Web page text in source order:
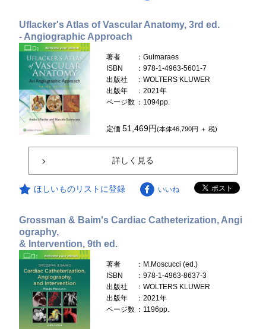
Uflacker's Atlas of Vascular Anatomy, 3rd ed.
- Angiographic Approach
著者
：Guimaraes
ISBN
：978-1-4963-5601-7
出版社
：WOLTERS KLUWER
出版年
：2021年
ページ数 ：1094pp.
定価51,469円(本体46,790円 ＋ 税)
詳しく見る
ほしいものリストに登録 いいね
Grossman & Baim's Cardiac Catheterization, Angi
ography,
& Intervention, 9th ed.
著者
：M.Moscucci (ed.)
ISBN
：978-1-4963-8637-3
出版社
：WOLTERS KLUWER
出版年
：2021年
ページ数 ：1196pp.